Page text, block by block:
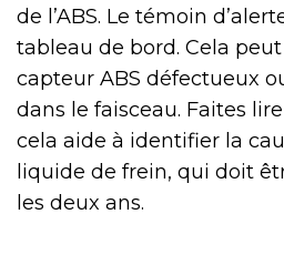
de l’ABS. Le témoin
tableau de bord. Cela
capteur ABS défectueux
dans le faisceau. Faites
cela aide à identifier la
liquide de frein, qui doit
les deux ans.